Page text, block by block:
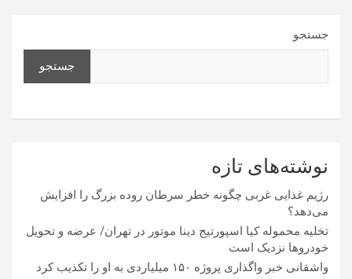
جستجو
جستجو
نوشته‌های تازه
رژیم غذایی غربی چگونه خطر سرطان روده بزرگ را افزایش
می‌دهد؟
تخلیه محموله کیا اسپورتیج دینا موتور در تهران/ عرضه و تحویل
خودروها نزدیک است
واشقانی خبر واگذاری پروژه ۱۵۰ میلیاردی به او را تکذیب کرد